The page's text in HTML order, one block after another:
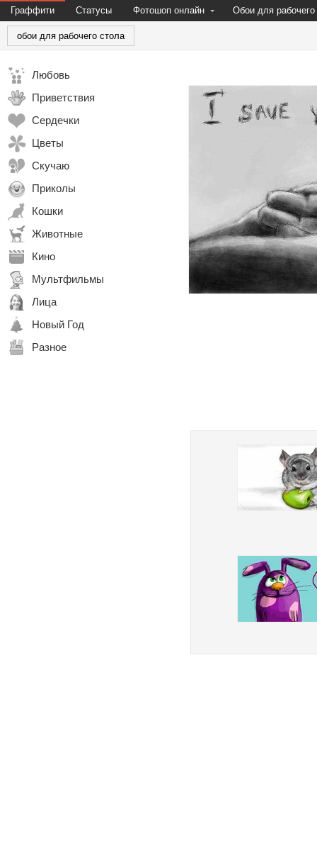
Граффити Статусы Фотошоп онлайн Обои для рабочего
обои для рабочего стола
Любовь
Приветствия
Сердечки
Цветы
Скучаю
Приколы
Кошки
Животные
Кино
Мультфильмы
Лица
Новый Год
Разное